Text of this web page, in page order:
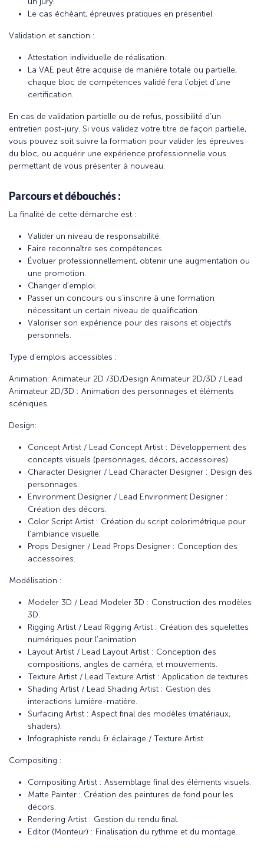
Le cas échéant, épreuves pratiques en présentiel.
Validation et sanction :
Attestation individuelle de réalisation.
La VAE peut être acquise de manière totale ou partielle,
chaque bloc de compétences validé fera l’objet d’une
certification.
En cas de validation partielle ou de refus, possibilité d’un
entretien post-jury. Si vous validez votre titre de façon partielle,
vous pouvez soit suivre la formation pour valider les épreuves
du bloc, ou acquérir une expérience professionnelle vous
permettant de vous présenter à nouveau.
Parcours et débouchés :
La finalité de cette démarche est :
Valider un niveau de responsabilité.
Faire reconnaître ses compétences.
Évoluer professionnellement, obtenir une augmentation ou
une promotion.
Changer d’emploi.
Passer un concours ou s’inscrire à une formation
nécessitant un certain niveau de qualification.
Valoriser son expérience pour des raisons et objectifs
personnels.
Type d’emplois accessibles :
Animation: Animateur 2D /3D/Design Animateur 2D/3D / Lead
Animateur 2D/3D : Animation des personnages et éléments
scéniques.
Design:
Concept Artist / Lead Concept Artist : Développement des
concepts visuels (personnages, décors, accessoires).
Character Designer / Lead Character Designer : Design des
personnages.
Environment Designer / Lead Environment Designer :
Création des décors.
Color Script Artist : Création du script colorimétrique pour
l’ambiance visuelle.
Props Designer / Lead Props Designer : Conception des
accessoires.
Modélisation :
Modeler 3D / Lead Modeler 3D : Construction des modèles
3D.
Rigging Artist / Lead Rigging Artist : Création des squelettes
numériques pour l’animation.
Layout Artist / Lead Layout Artist : Conception des
compositions, angles de caméra, et mouvements.
Texture Artist / Lead Texture Artist : Application de textures.
Shading Artist / Lead Shading Artist : Gestion des
interactions lumière-matière.
Surfacing Artist : Aspect final des modèles (matériaux,
shaders).
Infographiste rendu & éclairage / Texture Artist
Compositing :
Compositing Artist : Assemblage final des éléments visuels.
Matte Painter : Création des peintures de fond pour les
décors.
Rendering Artist : Gestion du rendu final.
Editor (Monteur) : Finalisation du rythme et du montage.